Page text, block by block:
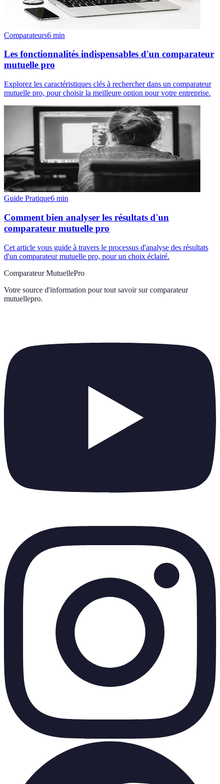
Comparateurs6 min
Les fonctionnalités indispensables d'un comparateur
mutuelle pro
Explorez les caractéristiques clés à rechercher dans un comparateur
mutuelle pro, pour choisir la meilleure option pour votre entreprise.
Guide Pratique6 min
Comment bien analyser les résultats d'un
comparateur mutuelle pro
Cet article vous guide à travers le processus d'analyse des résultats
d'un comparateur mutuelle pro, pour un choix éclairé.
Comparateur MutuellePro
Votre source d'information pour tout savoir sur comparateur
mutuellepro.